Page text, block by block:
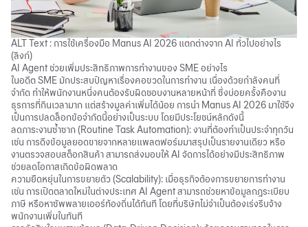
ALT Text : การใช้เครื่องมือ Manus AI 2026 แตกต่างจาก AI ทั่วไปอย่างไร
(ลิงก์)
AI Agent ช่วยเพิ่มประสิทธิภาพการทำงานของ SME อย่างไร
ในอดีต SME มักประสบปัญหาเรื่องคอขวดในการทำงาน เนื่องด้วยกำลังคนที่
จำกัด ทำให้พนักงานหนึ่งคนต้องรับผิดชอบงานหลายหน้าที่ ซึ่งบ่อยครั้งคืองาน
ธุรการที่กินเวลามาก แต่สร้างมูลค่าเพิ่มได้น้อย การนำ Manus AI 2026 มาใช้จึง
เป็นการปลดล็อกข้อจำกัดนี้อย่างเป็นระบบ โดยมีประโยชน์หลักดังนี้
ลดภาระงานซ้ำซาก (Routine Task Automation): งานที่ต้องทำเป็นประจำทุกวัน
เช่น การดึงข้อมูลยอดขายจากหลายแพลตฟอร์มมาสรุปเป็นรายงานเดียว หรือ
งานตรวจสอบสต็อกสินค้า สามารถส่งมอบให้ AI จัดการได้อย่างมีประสิทธิภาพ
ช่วยลดโอกาสเกิดข้อผิดพลาด
ความยืดหยุ่นในการขยายตัว (Scalability): เมื่อธุรกิจต้องการขยายการทำงาน
เช่น การเปิดตลาดใหม่ในต่างประเทศ AI Agent สามารถช่วยหาข้อมูลกฎระเบียบ
ภาษี หรือหาซัพพลายเออร์ท้องถิ่นได้ทันที โดยที่บริษัทไม่จำเป็นต้องเร่งรีบจ้าง
พนักงานเพิ่มในทันที